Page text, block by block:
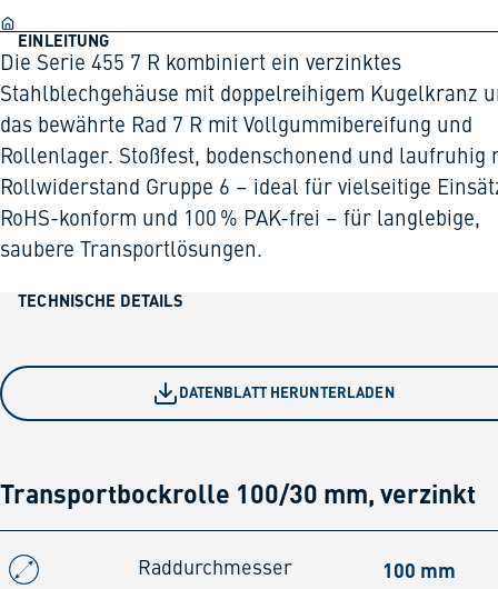
EINLEITUNG
Die Serie 455 7 R kombiniert ein verzinktes
Stahlblechgehäuse mit doppelreihigem Kugelkranz
das bewährte Rad 7 R mit Vollgummibereifung und
Rollenlager. Stoßfest, bodenschonend und laufruhig
Rollwiderstand Gruppe 6 – ideal für vielseitige
RoHS-konform und 100 % PAK-frei – für langlebige,
saubere Transportlösungen.
TECHNISCHE DETAILS
DATENBLATT HERUNTERLADEN
Transportbockrolle 100/30 mm, verzinkt
Raddurchmesser 100 mm